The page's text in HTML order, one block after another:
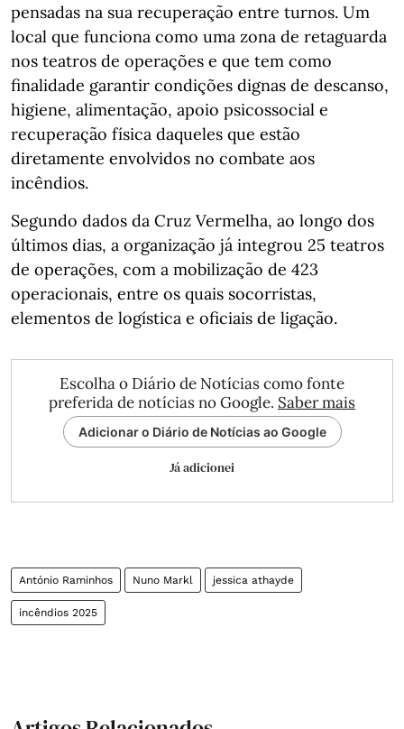
pensadas na sua recuperação entre turnos. Um
local que funciona como uma zona de retaguarda
nos teatros de operações e que tem como
finalidade garantir condições dignas de descanso,
higiene, alimentação, apoio psicossocial e
recuperação física daqueles que estão
diretamente envolvidos no combate aos
incêndios.
Segundo dados da Cruz Vermelha, ao longo dos
últimos dias, a organização já integrou 25 teatros
de operações, com a mobilização de 423
operacionais, entre os quais socorristas,
elementos de logística e oficiais de ligação.
Escolha o Diário de Notícias como fonte
preferida de notícias no Google. Saber mais
Adicionar o Diário de Notícias ao Google
Já adicionei
António Raminhos Nuno Markl jessica athayde
incêndios 2025